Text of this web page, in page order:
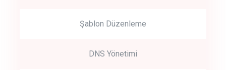
Şablon Düzenleme
DNS Yönetimi